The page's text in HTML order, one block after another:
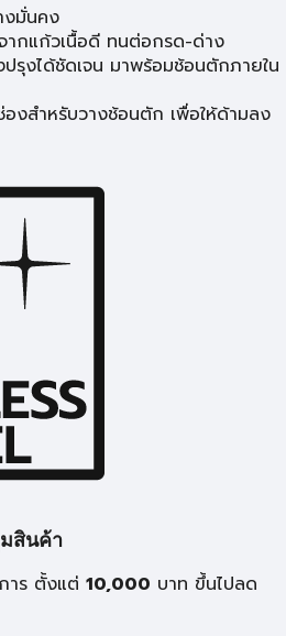
มั่นคง
ากแก้วเนื้อดี ทนต่อกรด-ด่าง
ปรุงได้ชัดเจน มาพร้อมช้อนตักภายใน
องสำหรับวางช้อนตัก เพื่อให้ด้ามลง
สินค้า
าร ตั้งแต่ 10,000 บาท ขึ้นไปลด